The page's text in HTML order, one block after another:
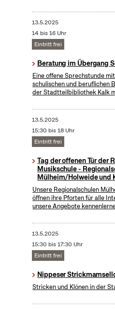
13.5.2025
14 bis 16 Uhr
Eintritt frei
Beratung im Übergang
Eine offene Sprechstunde
schulischen und beruflichen
der Stadtteilbibliothek Kalk
13.5.2025
15:30 bis 18 Uhr
Eintritt frei
Tag der offenen Tür der
Musikschule -
Mülheim/Holweide und
Unsere Regionalschulen
öffnen ihre Pforten für alle
unsere Angebote
13.5.2025
15:30 bis 17:30 Uhr
Eintritt frei
Nippeser
Stricken und Klönen in der